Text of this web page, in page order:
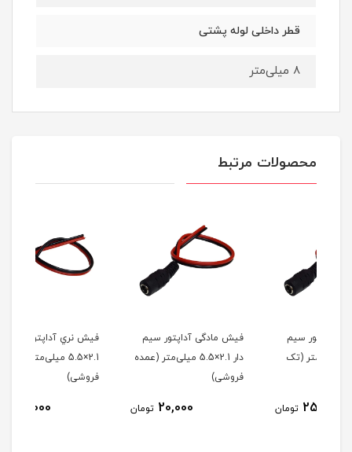
قطر داخلی لوله پشتی
8 میلی‌متر
محصولات مرتبط
فیش مادگی آداپتور سیم
دار 2.1×5.5 میلی‌متر (عمده
تومان
فیش نري آداپتور سیم دار
2.1×5.5 میلی‌متر (تک
تومان